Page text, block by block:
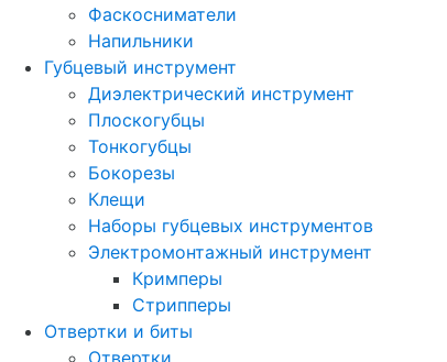
Фаскосниматели
Напильники
Губцевый инструмент
Диэлектрический инструмент
Плоскогубцы
Тонкогубцы
Бокорезы
Клещи
Наборы губцевых инструментов
Электромонтажный инструмент
Кримперы
Стрипперы
Отвертки и биты
Отвертки